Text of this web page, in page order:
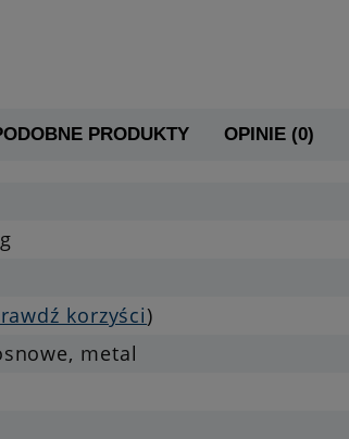
PRODUKTY OPINIE (0)
korzyści)
metal